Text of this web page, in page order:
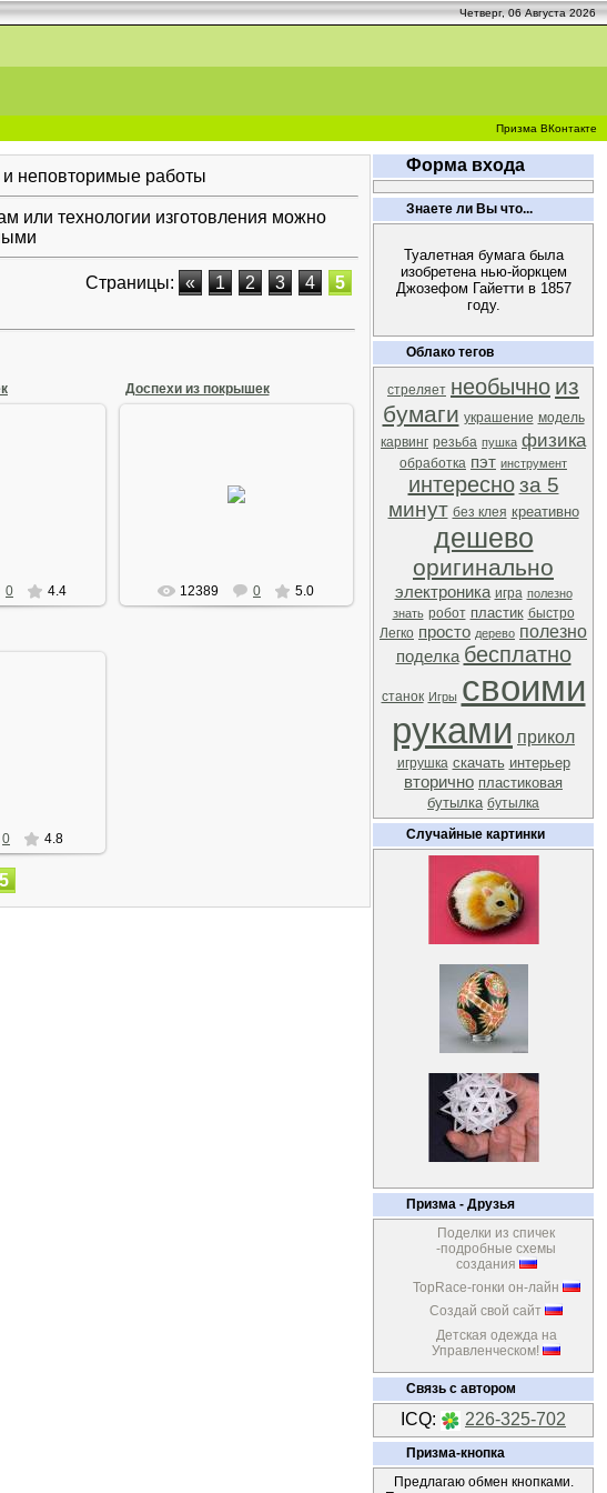
Четверг, 06 Августа 2026
Призма ВКонтакте
неповторимые работы
технологии изготовления можно
Страницы: « 1 2 3 4
5
то в этом
покрышек
0 4.4
Доспехи из покрышек
Доспехи выполненые из
автомобильных покрышек
12389 0 5.0
(Вид
0 4.8
Форма входа
Знаете ли Вы что...
Туалетная бумага была
изобретена нью-йоркцем
Джозефом Гайетти в 1857
году.
Облако тегов
стреляет необычно из
бумаги украшение модель
карвинг резьба пушка физика
обработка пэт инструмент
интересно за 5
минут без клея креативно
дешево
оригинально
электроника игра полезно
знать робот пластик быстро
Легко просто дерево полезно
поделка бесплатно
станок Игры своими
руками прикол
игрушка скачать интерьер
вторично пластиковая
бутылка бутылка
Случайные картинки
Призма - Друзья
Поделки из спичек
-подробные схемы
создания
TopRace-гонки он-лайн
Создай свой сайт
Детская одежда на
Управленческом!
Связь с автором
ICQ: 226-325-702
Призма-кнопка
Предлагаю обмен кнопками.